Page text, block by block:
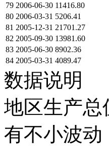
79 2006-06-30 11416.80
80 2006-03-31 5206.41
81 2005-12-31 21701.27
82 2005-09-30 13981.60
83 2005-06-30 8902.36
84 2005-03-31 4089.47
数据说明
地区生产总
有不小波动